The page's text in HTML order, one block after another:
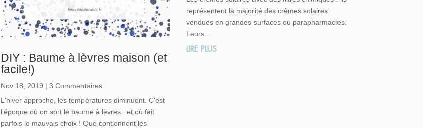
DIY : Baume à lèvres maison (et
facile!)
Nov 18, 2019 | 3 Commentaires
L'hiver approche, les températures diminuent. C'est
l'époque où on sort le baume à lèvres...et où fait
parfois le mauvais choix ! Que contiennent les
représentent la majorité des crèmes solaires
vendues en grandes surfaces ou parapharmacies.
Leurs...
LIRE PLUS